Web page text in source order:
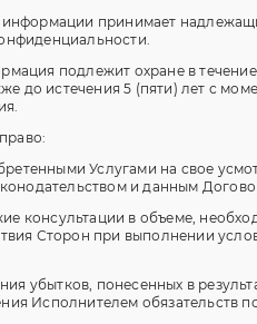
информации принимает
подлежит охране в течение
до истечения 5 (пяти) лет с
Услугами на свое
и данным
консультации в объеме,
Сторон при выполнении
убытков, понесенных в
Исполнителем обязательств